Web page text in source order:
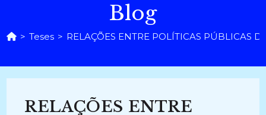
Blog
> Teses > RELAÇÕES ENTRE POLÍTICAS PÚBLICAS
RELAÇÕES ENTRE